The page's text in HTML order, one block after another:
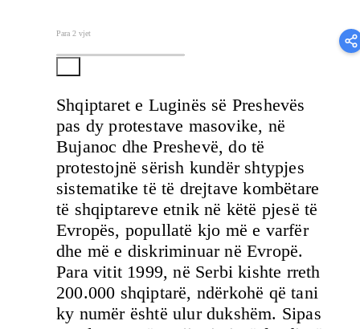
Para 2 vjet
Shqiptaret e Luginës së Preshevës
pas dy protestave masovike, në
Bujanoc dhe Preshevë, do të
protestojnë sërish kundër shtypjes
sistematike të të drejtave kombëtare
të shqiptareve etnik në këtë pjesë të
Evropës, popullatë kjo më e varfër
dhe më e diskriminuar në Evropë.
Para vitit 1999, në Serbi kishte rreth
200.000 shqiptarë, ndërkohë që tani
ky numër është ulur dukshëm. Sipas